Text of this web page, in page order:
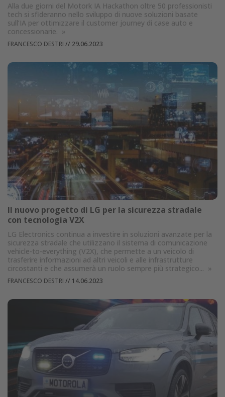
Alla due giorni del Motork IA Hackathon oltre 50 professionisti
tech si sfideranno nello sviluppo di nuove soluzioni basate
sull’IA per ottimizzare il customer journey di case auto e
concessionarie. »
FRANCESCO DESTRI // 29.06.2023
Il nuovo progetto di LG per la sicurezza stradale
con tecnologia V2X
LG Electronics continua a investire in soluzioni avanzate per la
sicurezza stradale che utilizzano il sistema di comunicazione
vehicle-to-everything (V2X), che permette a un veicolo di
trasferire informazioni ad altri veicoli e alle infrastrutture
circostanti e che assumerà un ruolo sempre più strategico... »
FRANCESCO DESTRI // 14.06.2023